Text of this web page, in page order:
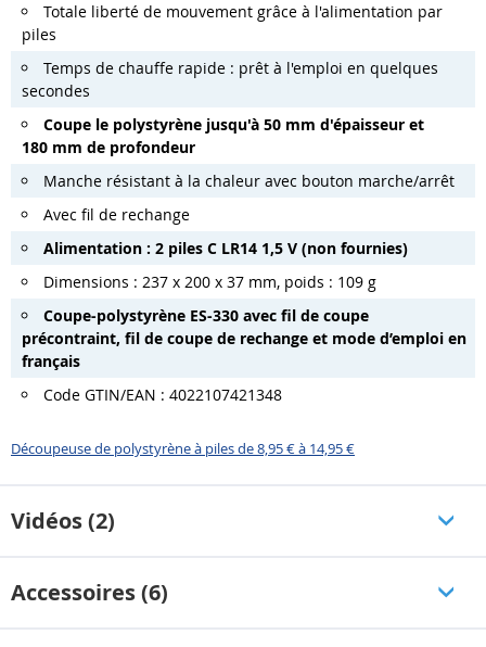
Totale liberté de mouvement grâce à l'alimentation par
piles
Temps de chauffe rapide : prêt à l'emploi en quelques
secondes
Coupe le polystyrène jusqu'à 50 mm d'épaisseur et
180 mm de profondeur
Manche résistant à la chaleur avec bouton marche/arrêt
Avec fil de rechange
Alimentation : 2 piles C LR14 1,5 V (non fournies)
Dimensions : 237 x 200 x 37 mm, poids : 109 g
Coupe-polystyrène ES-330 avec fil de coupe
précontraint, fil de coupe de rechange et mode d’emploi en
français
Code GTIN/EAN : 4022107421348
Découpeuse de polystyrène à piles de 8,95 € à 14,95 €
Vidéos (2)
Accessoires (6)